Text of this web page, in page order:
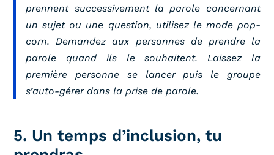
prennent successivement la parole concernant
un sujet ou une question, utilisez le mode pop-
corn. Demandez aux personnes de prendre la
parole quand ils le souhaitent. Laissez la
première personne se lancer puis le groupe
s’auto-gérer dans la prise de parole.
5. Un temps d’inclusion, tu